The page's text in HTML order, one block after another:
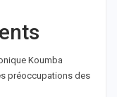
Koumba
préoccupations des